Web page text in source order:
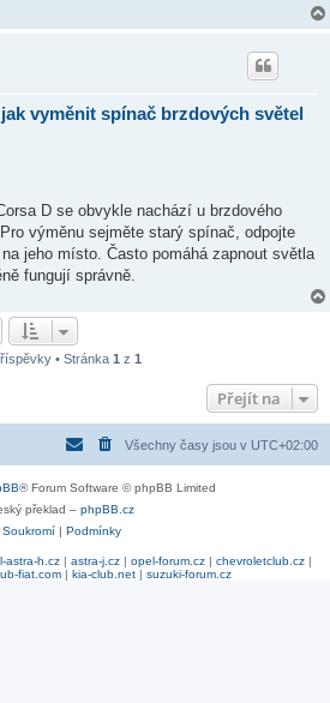
vyměnit spínač brzdových světel
D se obvykle nachází u brzdového
výměnu sejměte starý spínač, odpojte
jeho místo. Často pomáhá zapnout světla
fungují správně.
• Stránka 1 z 1
Přejít na
Všechny časy jsou v UTC+02:00
® Forum Software © phpBB Limited
překlad – phpBB.cz
Soukromí| Podmínky
astra-h.cz | astra-j.cz | opel-forum.cz | chevroletclub.cz |
fiat.com| kia-club.net| suzuki-forum.cz